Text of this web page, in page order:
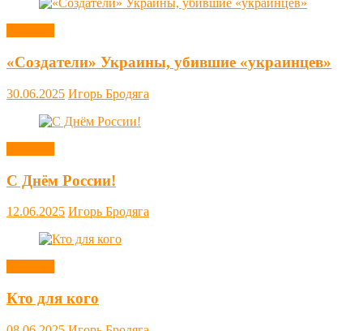
«Создатели» Украины, убившие «украинцев»
30.06.2025 Игорь Бродяга
С Днём России!
12.06.2025 Игорь Бродяга
Кто для кого